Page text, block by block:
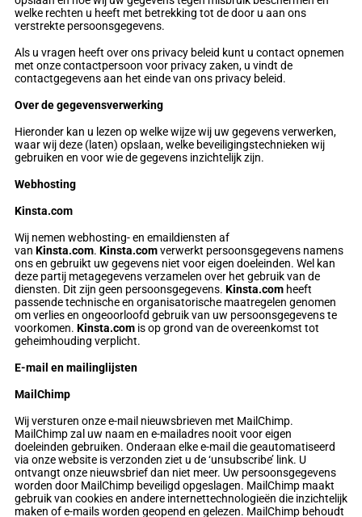
welke rechten u heeft met betrekking tot de door u aan ons
verstrekte persoonsgegevens.
Als u vragen heeft over ons privacy beleid kunt u contact opnemen
met onze contactpersoon voor privacy zaken, u vindt de
contactgegevens aan het einde van ons privacy beleid.
Over de gegevensverwerking
Hieronder kan u lezen op welke wijze wij uw gegevens verwerken,
waar wij deze (laten) opslaan, welke beveiligingstechnieken wij
gebruiken en voor wie de gegevens inzichtelijk zijn.
Webhosting
Kinsta.com
Wij nemen webhosting- en emaildiensten af
van Kinsta.com. Kinsta.comverwerkt persoonsgegevens namens
ons en gebruikt uw gegevens niet voor eigen doeleinden. Wel kan
deze partij metagegevens verzamelen over het gebruik van de
diensten. Dit zijn geen persoonsgegevens. Kinsta.com heeft
passende technische en organisatorische maatregelen genomen
om verlies en ongeoorloofd gebruik van uw persoonsgegevens te
voorkomen. Kinsta.com is op grond van de overeenkomst tot
geheimhouding verplicht.
E-mail en mailinglijsten
MailChimp
Wij versturen onze e-mail nieuwsbrieven met MailChimp.
MailChimp zal uw naam en e-mailadres nooit voor eigen
doeleinden gebruiken. Onderaan elke e-mail die geautomatiseerd
via onze website is verzonden ziet u de ‘unsubscribe’ link. U
ontvangt onze nieuwsbrief dan niet meer. Uw persoonsgegevens
worden door MailChimp beveiligd opgeslagen. MailChimp maakt
gebruik van cookies en andere internettechnologieën die inzichtelijk
maken of e-mails worden geopend en gelezen. MailChimp behoudt